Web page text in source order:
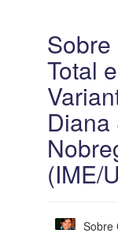
Total
Diana
(IME/
Sobre